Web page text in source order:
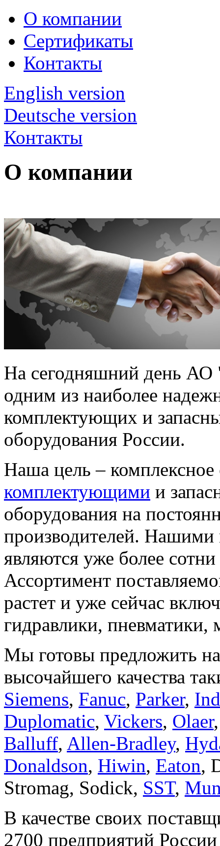
О компании
Сертификаты
Контакты
English version
Deutsche version
Контакты
О компании
На сегодняшний день АО
одним из наиболее
комплектующих и
оборудования России.
Наша цель –
комплектующими и
оборудования на
производителей.
являются уже более
Ассортимент
растет и уже сейчас
гидравлики, пневматики,
Мы готовы предложить
высочайшего качества
Siemens, Fanuc, Parker,
Duplomatic, Vickers, Olaer
Balluff, Allen-Bradley,
Donaldson, Hiwin, Eaton,
Stromag, Sodick, SST,
В качестве своих
2700 предприятий